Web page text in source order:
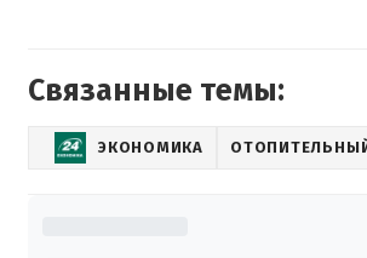
Связанные темы:
ЭКОНОМИКА